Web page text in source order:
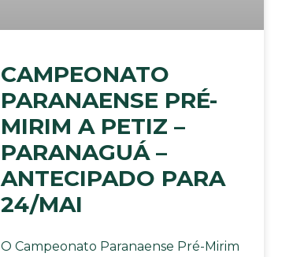
CAMPEONATO
PARANAENSE PRÉ-
MIRIM A PETIZ –
PARANAGUÁ –
ANTECIPADO PARA
24/MAI
O Campeonato Paranaense Pré-Mirim